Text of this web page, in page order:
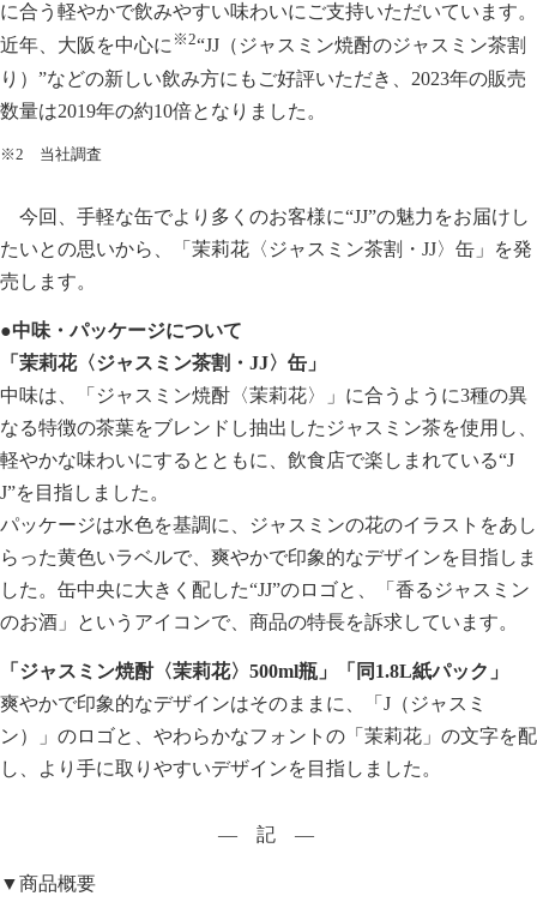
に合う軽やかで飲みやすい味わいにご支持いただいています。
近年、大阪を中心に ※2“JJ（ジャスミン焼酎のジャスミン茶割
り）”などの新しい飲み方にもご好評いただき、2023年の販売
数量は2019年の約10倍となりました。
※2 当社調査
今回、手軽な缶でより多くのお客様に“JJ”の魅力をお届けし
たいとの思いから、「茉莉花〈ジャスミン茶割・JJ〉缶」を発
売します。
●中味・パッケージについて
「茉莉花〈ジャスミン茶割・JJ〉缶」
中味は、「ジャスミン焼酎〈茉莉花〉」に合うように3種の異
なる特徴の茶葉をブレンドし抽出したジャスミン茶を使用し、
軽やかな味わいにするとともに、飲食店で楽しまれている“J
J”を目指しました。
パッケージは水色を基調に、ジャスミンの花のイラストをあし
らった黄色いラベルで、爽やかで印象的なデザインを目指しま
した。缶中央に大きく配した“JJ”のロゴと、「香るジャスミン
のお酒」というアイコンで、商品の特長を訴求しています。
「ジャスミン焼酎〈茉莉花〉500ml瓶」「同1.8L紙パック」
爽やかで印象的なデザインはそのままに、「J（ジャスミ
ン）」のロゴと、やわらかなフォントの「茉莉花」の文字を配
し、より手に取りやすいデザインを目指しました。
― 記 ―
▼商品概要